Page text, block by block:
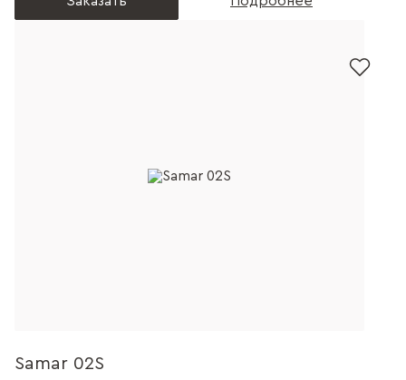
Samar 02S